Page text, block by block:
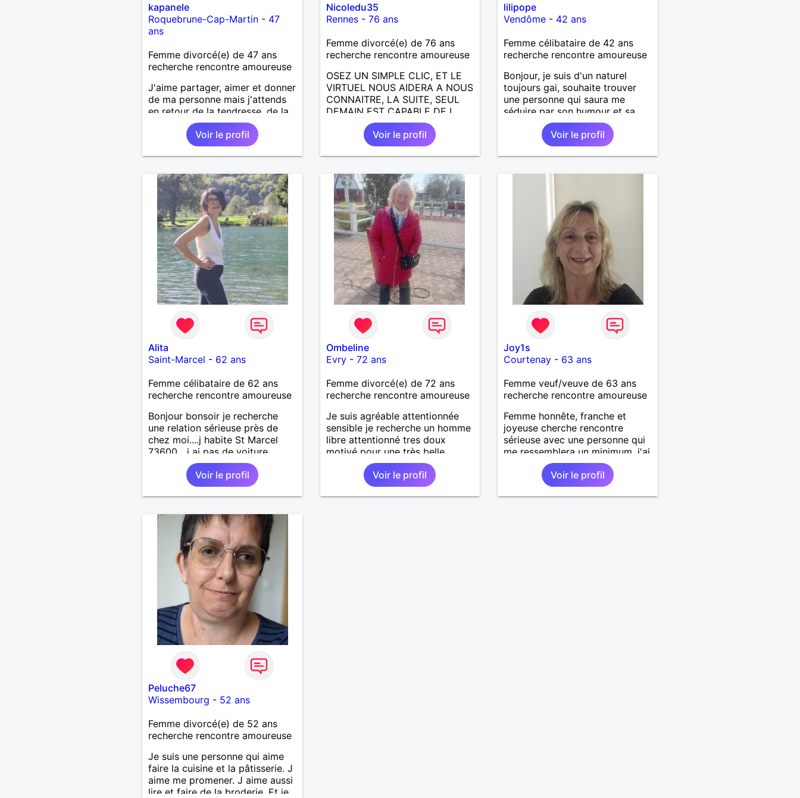
kapanele
Roquebrune-Cap-Martin- 47
ans
Femme divorcé(e) de 47 ans
recherche rencontre amoureuse
J'aime partager, aimer et donner
de ma personne mais j'attends
en retour de la tendresse, de la
douceur et de l'amour. Suis je
trop exigeante?Voir le profil
Nicoledu35
Rennes- 76 ans
Femme divorcé(e) de 76 ans
recherche rencontre amoureuse
OSEZ UN SIMPLE CLIC, ET LE
VIRTUEL NOUS AIDERA A NOUS
CONNAITRE, LA SUITE, SEUL
DEMAIN EST CAPABLE DE L
ECRIRE; J AIMERAIS
RENCONTRER, LA COMPLICITE,
LE PARTAGE DES BELLES
CHOSES DE LA VIE : BALADES,
AILLEURS. ETRE A L ECOUTE
DE L AUTRE, ET LA VIE SERA
PLUS BELLE
ENCORE.....................
Voir le profil
lilipope
Vendôme - 42 ans
Femme célibataire de 42 ans
recherche rencontre amoureuse
Bonjour, je suis d'un naturel
toujours gai, souhaite trouver
une personne qui saura me
séduire par son humour et sa
Voir le profil
Alita
Saint-Marcel - 62 ans
Femme célibataire de 62 ans
recherche rencontre amoureuse
Bonjour bonsoir je recherche
une relation sérieuse près de
chez moi....j habite St Marcel
73600....j ai pas de voiture
50km ... quelqu'un qui aurait
entre 55 et 64 ans...sans enfants
de préférence même adultes et
qui n aurait garder aucun
ex...si vous correspondez à ma
recherche ecrivez moi je vous
répondrai...
Voir le profil
Ombeline
Evry- 72 ans
Femme divorcé(e) de 72 ans
recherche rencontre amoureuse
Je suis agréable attentionnée
sensible je recherche un homme
libre attentionné tres doux
motivé pour une très belle
longue histoire sérieuse et
Voir le profil
Joy1s
Courtenay - 63 ans
Femme veuf/veuve de 63 ans
recherche rencontre amoureuse
Femme honnête, franche et
joyeuse cherche rencontre
sérieuse avec une personne qui
me ressemblera un minimum. j'ai
des défauts comme tout le
monde et souhaite une vie
sereine dans une relation sur du
long terme.
Voir le profil
Peluche67
Wissembourg - 52 ans
Femme divorcé(e) de 52 ans
recherche rencontre amoureuse
Je suis une personne qui aime
faire la cuisine et la pâtisserie. J
aime me promener. J aime aussi
lire et faire de la broderie. Et je